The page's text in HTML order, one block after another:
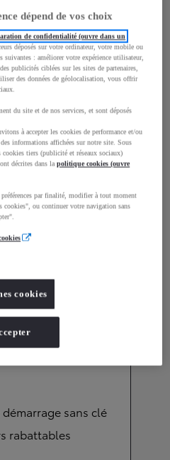
4,8L/100 km
km/h
8,1secondes
sans clé
rabattables
dépend de vos choix
de confidentialité (ouvre dans un
déposés sur votre ordinateur, votre mobile ou
: améliorer votre expérience utilisateur,
publicités ciblées sur les sites de partenaires,
des données de géolocalisation, vous offrir
du site et de nos services, et sont déposés
à accepter les cookies de performance et/ou
informations affichées sur notre site. Sous
cookies tiers (publicité et réseaux sociaux)
décrites dans lapolitique cookies (ouvre
par finalité, modifier à tout moment
cookies", ou continuer votre navigation sans
cookies